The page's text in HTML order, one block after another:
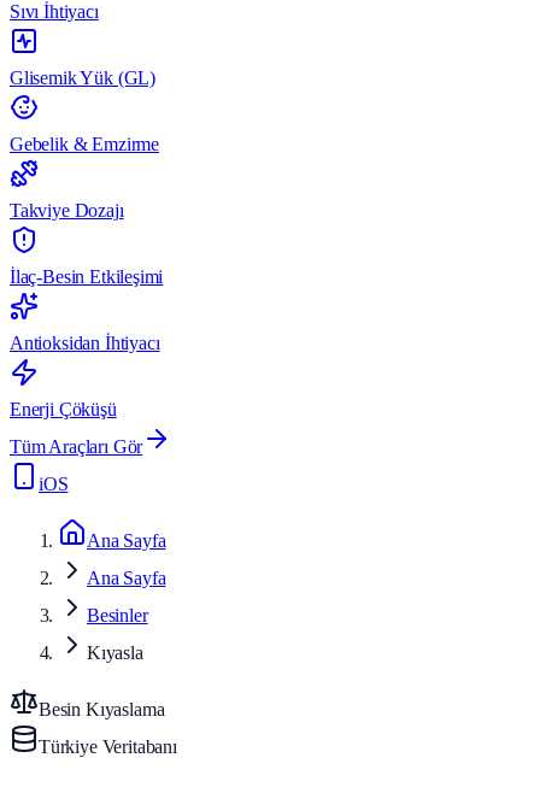
Sıvı İhtiyacı
Glisemik Yük (GL)
Gebelik & Emzirme
Takviye Dozajı
İlaç-Besin Etkileşimi
Antioksidan İhtiyacı
Enerji Çöküşü
Tüm Araçları Gör
iOS
Ana Sayfa
Ana Sayfa
Besinler
Kıyasla
Besin Kıyaslama
Türkiye Veritabanı